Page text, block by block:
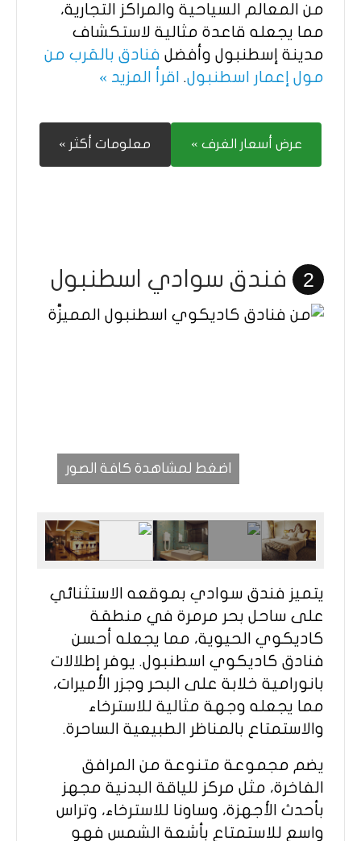
من المعالم السياحية والمراكز التجارية،
مما يجعله قاعدة مثالية لاستكشاف
مدينة إسطنبول وأفضل فنادق بالقرب من
مول إعمار اسطنبول. اقرأ المزيد »
عرض أسعار الغرف » معلومات أكثر »
2 فندق سوادي اسطنبول
اضغط لمشاهدة كافة الصور
يتميز فندق سوادي بموقعه الاستثنائي
على ساحل بحر مرمرة في منطقة
كاديكوي الحيوية، مما يجعله أحسن
فنادق كاديكوي اسطنبول. يوفر إطلالات
بانورامية خلابة على البحر وجزر الأميرات،
مما يجعله وجهة مثالية للاسترخاء
والاستمتاع بالمناظر الطبيعية الساحرة.
يضم مجموعة متنوعة من المرافق
الفاخرة، مثل مركز للياقة البدنية مجهز
بأحدث الأجهزة، وساونا للاسترخاء، وتراس
واسع للاستمتاع بأشعة الشمس فهو